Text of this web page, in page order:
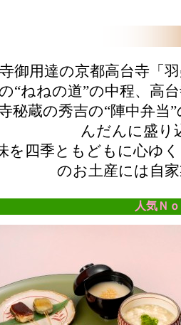
御用達の京都高台寺「
“ねねの道”の中程、高
秘蔵の秀吉の“陣中弁
んだんに盛り
を四季ともどもに心ゆ
のお土産には自
人気Ｎ